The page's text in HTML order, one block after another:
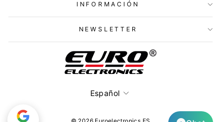
INFORMACIÓN
NEWSLETTER
Idioma
Español